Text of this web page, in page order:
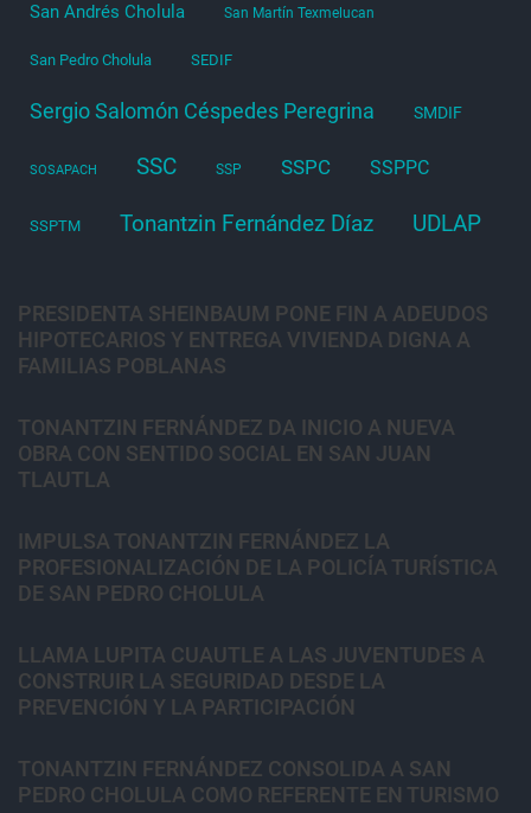
San Andrés Cholula San Martín Texmelucan
San Pedro Cholula SEDIF
Sergio Salomón Céspedes Peregrina SMDIF
SOSAPACH SSC SSP SSPC SSPPC
SSPTM Tonantzin Fernández Díaz UDLAP
PRESIDENTA SHEINBAUM PONE FIN A ADEUDOS
HIPOTECARIOS Y ENTREGA VIVIENDA DIGNA A
FAMILIAS POBLANAS
TONANTZIN FERNÁNDEZ DA INICIO A NUEVA
OBRA CON SENTIDO SOCIAL EN SAN JUAN
TLAUTLA
IMPULSA TONANTZIN FERNÁNDEZ LA
PROFESIONALIZACIÓN DE LA POLICÍA TURÍSTICA
DE SAN PEDRO CHOLULA
LLAMA LUPITA CUAUTLE A LAS JUVENTUDES A
CONSTRUIR LA SEGURIDAD DESDE LA
PREVENCIÓN Y LA PARTICIPACIÓN
TONANTZIN FERNÁNDEZ CONSOLIDA A SAN
PEDRO CHOLULA COMO REFERENTE EN TURISMO